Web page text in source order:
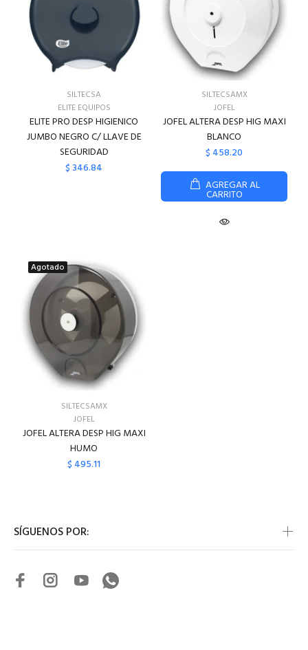
SILTECSA
ELITE EQUIPOS
ELITE PRO DESP HIGIENICO
JUMBO NEGRO C/ LLAVE DE
SEGURIDAD
$ 346.84
SILTECSAMX
JOFEL
JOFEL ALTERA DESP HIG MAXI
BLANCO
$ 458.20
AGREGAR AL
CARRITO
Agotado
SILTECSAMX
JOFEL
JOFEL ALTERA DESP HIG MAXI
HUMO
$ 495.11
SÍGUENOS POR: